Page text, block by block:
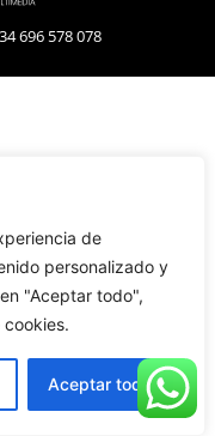
de
personalizado y
"Aceptar todo",
Aceptar todo
696 578 078